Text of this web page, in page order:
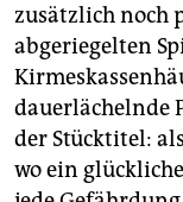
zusätzlich noch
abgeriegelten
dauerlächelnde
der Stücktitel:
wo ein